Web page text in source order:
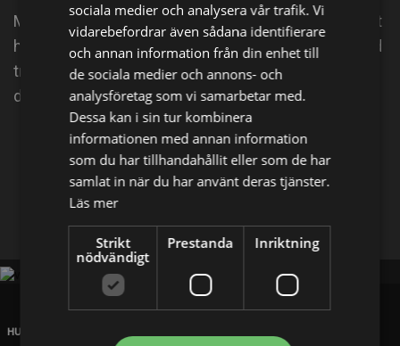
Mycket står på spel när Jason och teamet går in i ett
hus i Yemen för att lokalisera en mobiltelefon länkad
till ett terroristnätverk, och för att förhöra familjen
där.
Facebook
HUVUDKONTOR
sociala medier och analysera vår trafik. Vi
vidarebefordrar även sådana identifierare
och annan information från din enhet till
de sociala medier och annons- och
analysföretag som vi samarbetar med.
Dessa kan i sin tur kombinera
informationen med annan information
som du har tillhandahållit eller som de har
samlat in när du har använt deras tjänster.
Läs mer
Strikt
nödvändigt
Prestanda Inriktning